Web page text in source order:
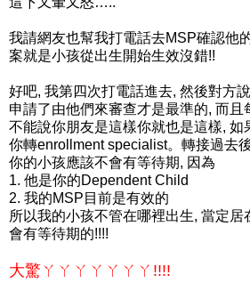
我請網友也幫我打電話去MSP確認他
案就是小孩從出生開始生效沒錯!!
好吧, 我第四次打電話進去, 然後對方
申請了由他們來審查才是最準的, 而且
不能說你朋友是這樣你就也是這樣, 如
你轉enrollment specialist。轉接過去
你的小孩應該不會有等待期, 因為
1. 他是你的Dependent Child
2. 我的MSP目前是有效的
所以我的小孩不管在哪裡出生, 當定
會有等待期的!!!!
大驚ㄚㄚㄚㄚㄚㄚㄚ!!!!